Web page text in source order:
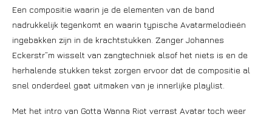
Een compositie waarin je de elementen van de band
nadrukkelijk tegenkomt en waarin typische Avatarmelodieën
ingebakken zijn in de krachtstukken. Zanger Johannes
Eckerstr”m wisselt van zangtechniek alsof het niets is en de
herhalende stukken tekst zorgen ervoor dat de compositie al
snel onderdeel gaat uitmaken van je innerlijke playlist.
Met het intro van Gotta Wanna Riot verrast Avatar toch weer